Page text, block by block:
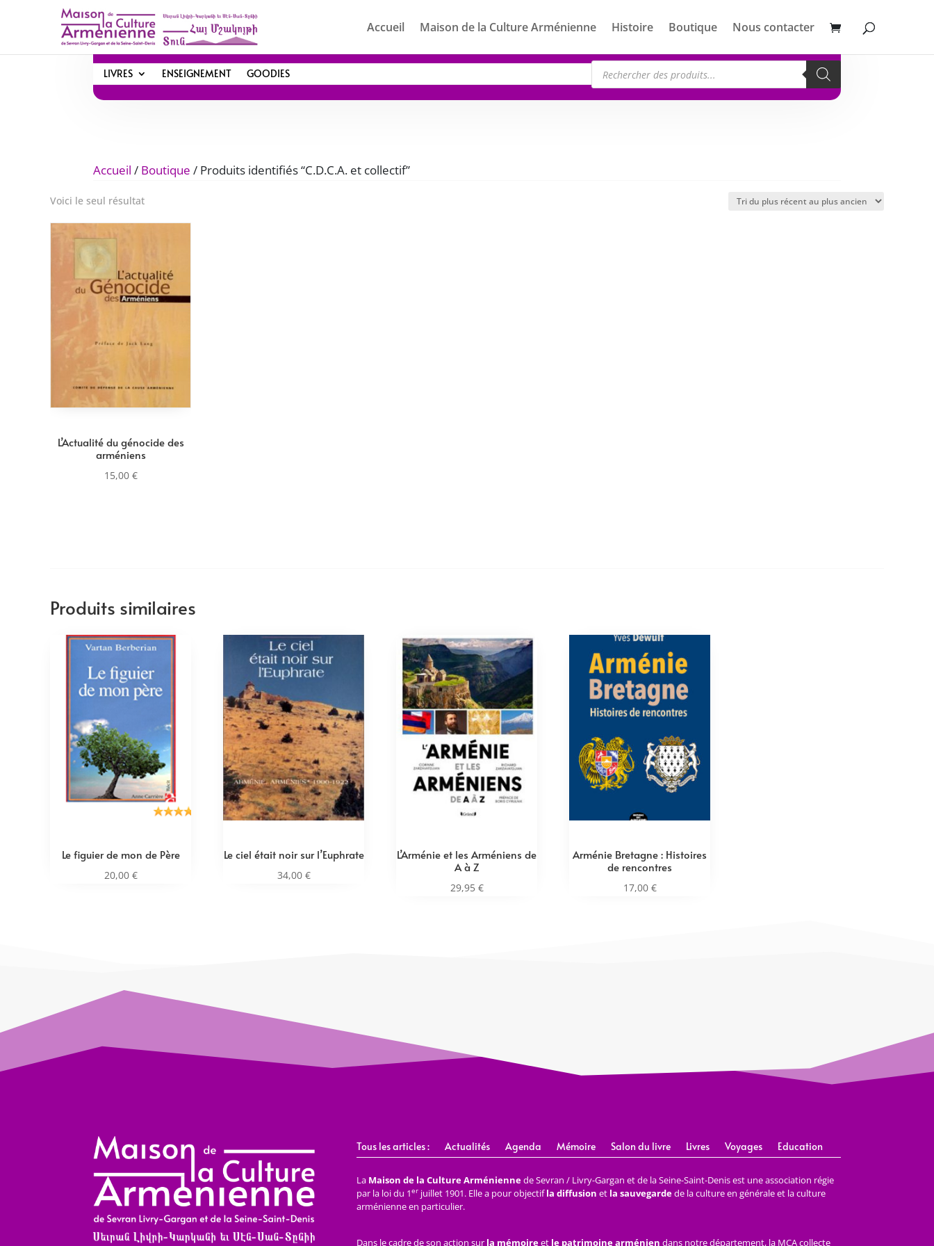
Accueil Maison de la Culture Arménienne Histoire Boutique Nous contacter
LIVRES ENSEIGNEMENT GOODIES Recherche
de
produits
Accueil / Boutique / Produits identifiés “C.D.C.A. et collectif”
Voici le seul résultat
L’Actualité du génocide des
arméniens
15,00 €
Produits similaires
Le figuier de mon de Père
20,00 €
Le ciel était noir sur l’Euphrate
34,00 €
L’Arménie et les Arméniens de
A à Z
29,95 €
Arménie Bretagne : Histoires
de rencontres
17,00 €
Tous les articles : Actualités Agenda Mémoire Salon du livre Livres Voyages Education
La Maison de la Culture Arméniennede Sevran / Livry-Gargan et de la Seine-Saint-Denis est une association régie
par la loi du 1erjuillet 1901. Elle a pour objectifla diffusion et la sauvegardede la culture en générale et la culture
arménienne en particulier.
Dans le cadre de son action sur la mémoireet le patrimoine arménien dans notre département, la MCA collecte